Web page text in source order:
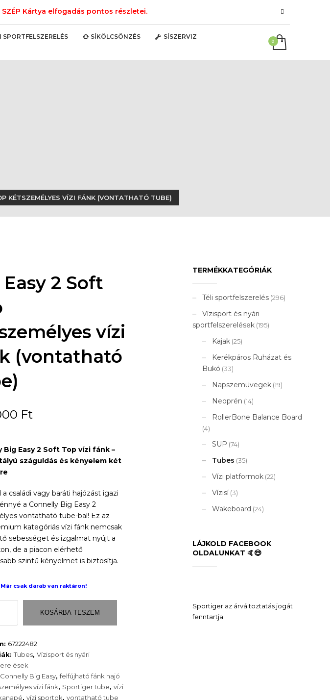
SZÉP Kártya elfogadás pontos részletei.
SPORTFELSZERELÉS SÍKÖLCSÖNZÉS
SÍSZERVIZ
KÉTSZEMÉLYES VÍZI FÁNK (VONTATHATÓ TUBE)
2 Soft
vízi
(vontatható
Ft
Big Easy 2 Soft Top vízi fánk –
száguldás és kényelem két
a családi vagy baráti hajózást igazi
a Connelly Big Easy 2
vontatható tube-bal! Ez az
kategóriás vízi fánk nemcsak
sebességet és izgalmat nyújt a
de a piacon elérhető
szintű kényelmet is biztosítja.
csak darab van raktáron!
KOSÁRBA TESZEM
67222482
Tubes, Vízisport és nyári
Connelly Big Easy,felfújható fánk hajó
vízi fánk, Sportiger tube, vízi
, vízi sportok, vontatható tube
TERMÉKKATEGÓRIÁK
Téli sportfelszerelés (296)
Vízisport és nyári
sportfelszerelések (195)
Kajak (25)
Kerékpáros Ruházat és
Bukó (33)
Napszemüvegek (19)
Neoprén (14)
RollerBone Balance Board
(4)
SUP (74)
Tubes (35)
Vízi platformok (22)
Vízisí (3)
Wakeboard (24)
LÁJKOLD FACEBOOK
OLDALUNKAT 🤙😎
Sportiger az árváltoztatás jogát
fenntartja.